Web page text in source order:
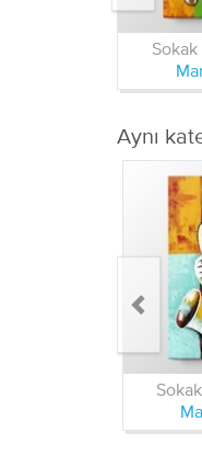
Aynı